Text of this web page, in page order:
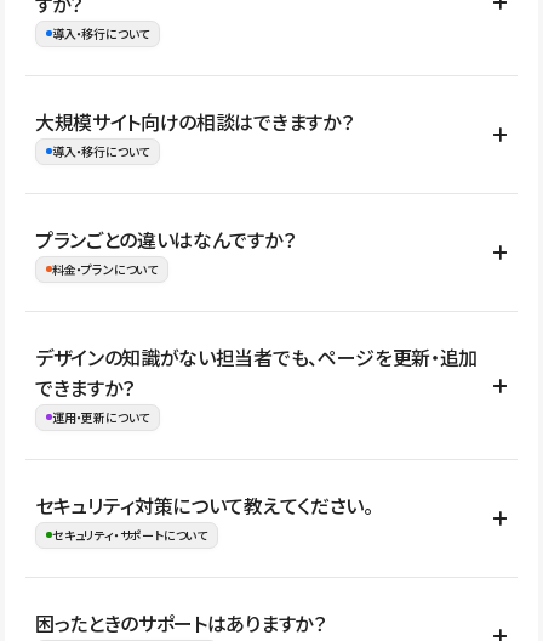
ォリオなど幅広く制作できます。
導入・移行について
はい。既存サイトの構成やコンテンツ、URLを整理したうえで、
Studio上に再構築する形で移行できます。 WordPressの場合は、
イト全体のデザインや設定がそのまま移行されるわけではないた
め、移行後にページ構成やデザイン、CMS設計、URL・リダイレク
大規模サイト向けの相談はできますか？
導入・移行について
はい。アクセス規模が大きいサイトや、複数部門での運用、権限管
理、セキュリティ確認、既存システムとの連携など、個別の要件が
ない段階でも、お問い合わせください。
お問合せはこちら
プランごとの違いはなんですか？
料金・プランについて
公開ページ数、バージョン履歴の期間、CMS利用数の上限、権限
管理の有無などがプランごとに異なります。詳しくは料金プランペ
ージをご覧ください。
デザインの知識がない担当者でも、ページを更新・追加
できますか？
運用・更新について
はい。CMSやコンポーネントを活用して更新範囲を設計しておく
ことで、デザインを崩しにくい状態で運用できます。 さらにコン
ながらレイアウトに影響を与えずに更新作業を進めやすくなりま
セキュリティ対策について教えてください。
セキュリティ・サポートについて
Studioでは、公開サイトやサービスを安全に利用できるよう、通信
困ったときのサポートはありますか？